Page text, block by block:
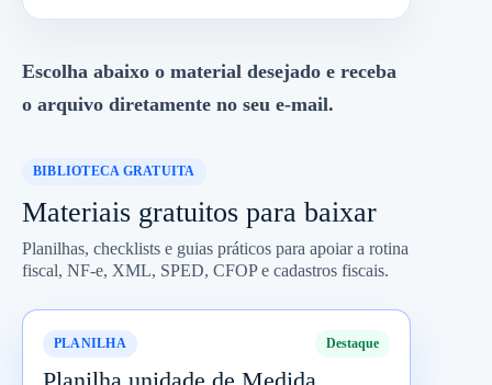
Escolha abaixo o material desejado e receba
o arquivo diretamente no seu e-mail.
BIBLIOTECA GRATUITA
Materiais gratuitos para baixar
Planilhas, checklists e guias práticos para apoiar a rotina
fiscal, NF-e, XML, SPED, CFOP e cadastros fiscais.
PLANILHA Destaque